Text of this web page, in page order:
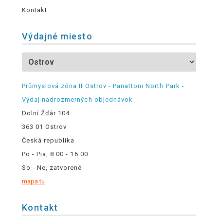
Kontakt
Výdajné miesto
Průmyslová zóna II Ostrov - Panattoni North Park -
Výdaj nadrozmerných objednávok
Dolní Žďár 104
363 01 Ostrov
Česká republika
Po - Pia, 8:00 - 16:00
So - Ne, zatvorené
mapa tu
Kontakt